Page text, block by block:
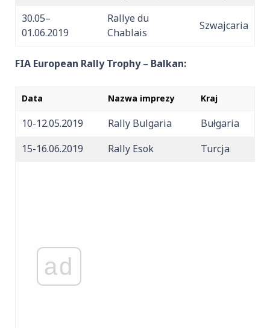
30.05–
01.06.2019
Rallye du
Chablais
Szwajcaria
FIA European Rally Trophy – Balkan:
Data Nazwa imprezy Kraj
10-12.05.2019 Rally Bulgaria
Bułgaria
15-16.06.2019
Rally Esok Turcja
ad